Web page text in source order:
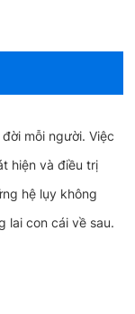
mỗi người. Việc
hiện và điều trị
hệ lụy không
lai con cái về sau.